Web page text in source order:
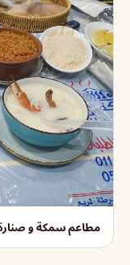
مطاعم سمكة و صنارة